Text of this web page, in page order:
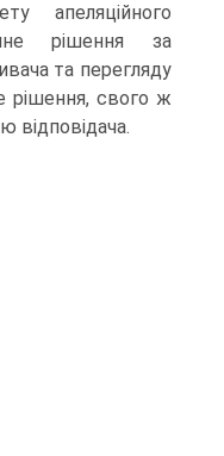
апеляційного
рішення за
та перегляду
рішення, свого ж
відповідача.